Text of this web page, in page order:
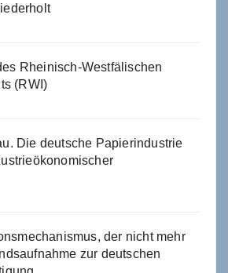
Rheinisch-Westfälischen
(RWI)
Die deutsche Papierindustrie
der nicht mehr
zur deutschen